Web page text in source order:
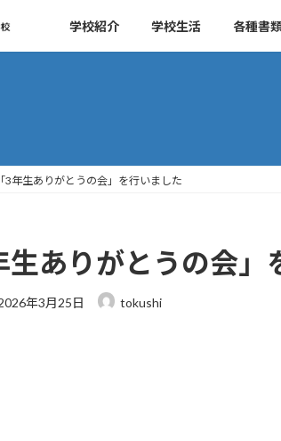
学校紹介 学校生活 各種書
3年生ありがとうの会」を行いました
生ありがとうの会」
年3月25日 tokushi